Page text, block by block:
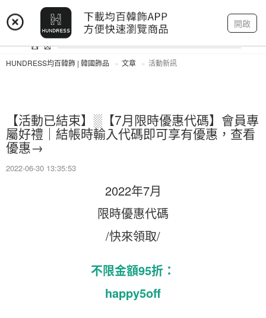
開啟
登入 註冊 我的帳戶
HUNDRESS均百韓飾 | 韓國飾品 文章 活動新訊
【活動已結束】░【7月限時優惠代碼】會員專
屬好禮｜結帳時輸入代碼即可享有優惠，查看
優惠→
2022-06-30 13:35:53
2022年7月
限時優惠代碼
/快來領取/
不限金額95折：
happy5off